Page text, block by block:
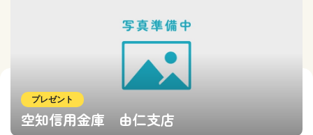
プレゼント
空知信用金庫 由仁支店